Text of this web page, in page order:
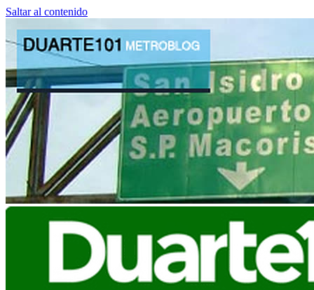
Saltar al contenido